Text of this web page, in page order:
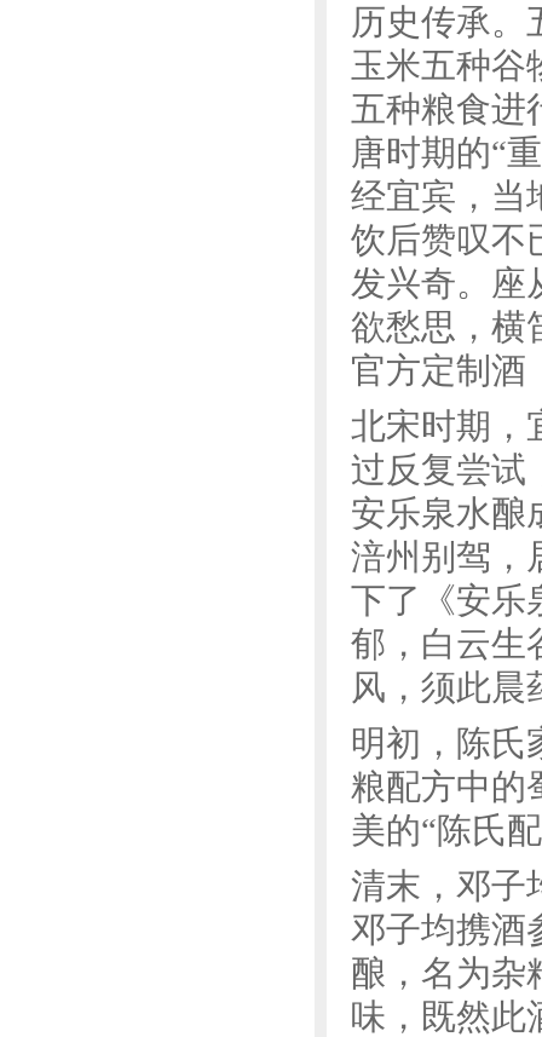
历史传承。
玉米五种谷
五种粮食进
唐时期的“
经宜宾，当
饮后赞叹不
发兴奇。座
欲愁思，横
官方定制酒
北宋时期，
过反复尝试
安乐泉水酿
涪州别驾，
下了《安乐
郁，白云生
风，须此晨
明初，陈氏
粮配方中的
美的“陈氏
清末，邓子
邓子均携酒
酿，名为杂
味，既然此